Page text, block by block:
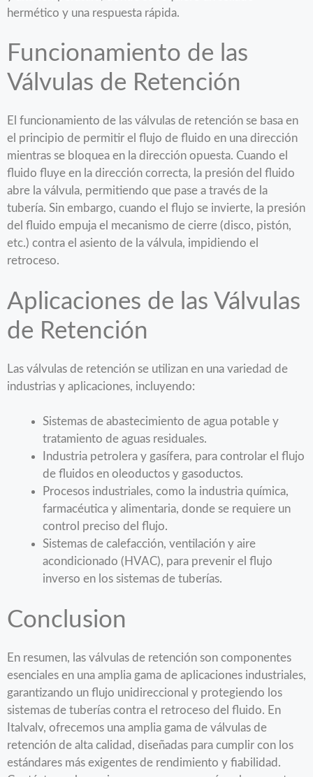
hermético y una respuesta rápida.
Funcionamiento de las
Válvulas de Retención
El funcionamiento de las válvulas de retención se basa en
el principio de permitir el flujo de fluido en una dirección
mientras se bloquea en la dirección opuesta. Cuando el
fluido fluye en la dirección correcta, la presión del fluido
abre la válvula, permitiendo que pase a través de la
tubería. Sin embargo, cuando el flujo se invierte, la presión
del fluido empuja el mecanismo de cierre (disco, pistón,
etc.) contra el asiento de la válvula, impidiendo el
retroceso.
Aplicaciones de las Válvulas
de Retención
Las válvulas de retención se utilizan en una variedad de
industrias y aplicaciones, incluyendo:
Sistemas de abastecimiento de agua potable y
tratamiento de aguas residuales.
Industria petrolera y gasífera, para controlar el flujo
de fluidos en oleoductos y gasoductos.
Procesos industriales, como la industria química,
farmacéutica y alimentaria, donde se requiere un
control preciso del flujo.
Sistemas de calefacción, ventilación y aire
acondicionado (HVAC), para prevenir el flujo
inverso en los sistemas de tuberías.
Conclusion
En resumen, las válvulas de retención son componentes
esenciales en una amplia gama de aplicaciones industriales,
garantizando un flujo unidireccional y protegiendo los
sistemas de tuberías contra el retroceso del fluido. En
Italvalv, ofrecemos una amplia gama de válvulas de
retención de alta calidad, diseñadas para cumplir con los
estándares más exigentes de rendimiento y fiabilidad.